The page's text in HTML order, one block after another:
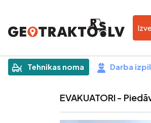
Tehnikas noma Darba
|Sludinājums
EVAKUATORI -